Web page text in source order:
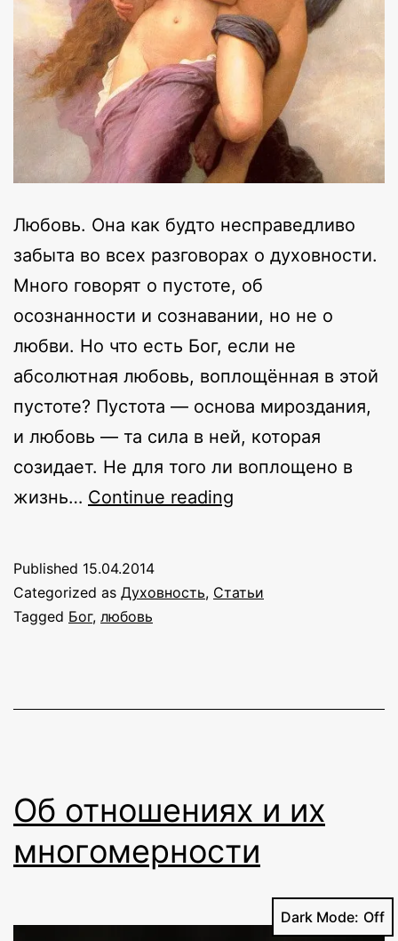
Любовь. Она как будто несправедливо
забыта во всех разговорах о духовности.
Много говорят о пустоте, об
осознанности и сознавании, но не о
любви. Но что есть Бог, если не
абсолютная любовь, воплощённая в этой
пустоте? Пустота — основа мироздания,
и любовь — та сила в ней, которая
созидает. Не для того ли воплощено в
жизнь… Continue reading
и
Published 15.04.2014
Categorized as Духовность, Статьи
Tagged Бог, любовь
Об отношениях и их
многомерности
Dark Mode: